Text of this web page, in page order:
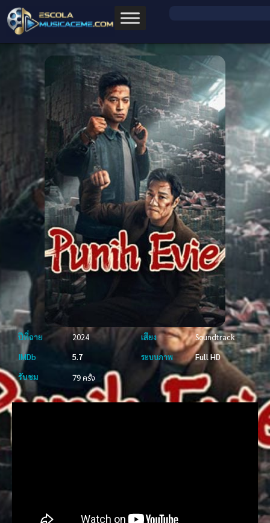
ปีที่ฉาย 2024 เสียง
Soundtrack
IMDb
5.7 ระบบภาพ
Full HD
รับชม
79 ครั้ง